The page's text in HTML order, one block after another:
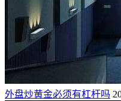
外盘炒黄金必须有杠杆吗